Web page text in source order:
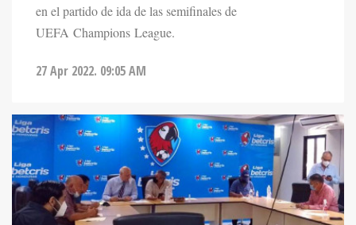
en el partido de ida de las semifinales de
UEFA Champions League.
27 Apr 2022. 09:05 AM